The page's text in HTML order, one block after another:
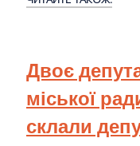
Двоє
міської
склали